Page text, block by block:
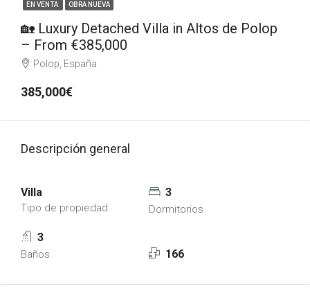
EN VENTA OBRA NUEVA
🏡 Luxury Detached Villa in Altos de Polop
– From €385,000
Polop, España
385,000€
Descripción general
Villa
Tipo de propiedad
3
Dormitorios
3
Baños 166